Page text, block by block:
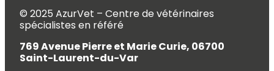
© 2025 AzurVet – Centre de vétérinaires
spécialistes en référé
769 Avenue Pierre et Marie Curie, 06700
Saint-Laurent-du-Var